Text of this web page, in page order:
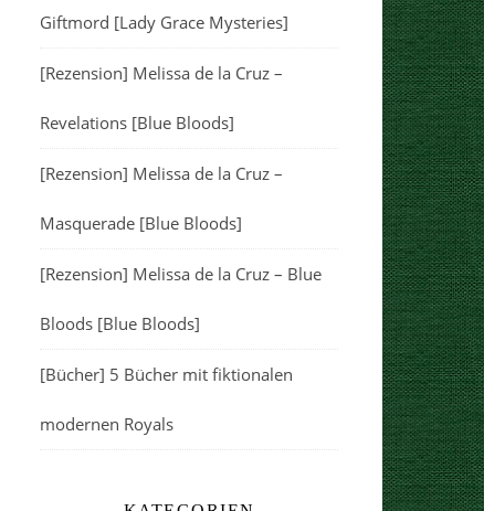
Giftmord [Lady Grace Mysteries]
[Rezension] Melissa de la Cruz –
Revelations [Blue Bloods]
[Rezension] Melissa de la Cruz –
Masquerade [Blue Bloods]
[Rezension] Melissa de la Cruz – Blue
Bloods [Blue Bloods]
[Bücher] 5 Bücher mit fiktionalen
modernen Royals